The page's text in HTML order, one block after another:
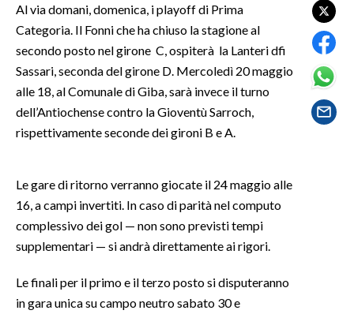
SPETTACOLI
GOSSIP
SALUTE
SARDI NEL MONDO
NOTIZIE
Al via domani, domenica, i playoff di Prima
Categoria. Il Fonni che ha chiuso la stagione al
secondo posto nel girone C, ospiterà la Lanteri dfi
Sassari, seconda del girone D. Mercoledì 20 maggio
alle 18, al Comunale di Giba, sarà invece il turno
dell’Antiochense contro la Gioventù Sarroch,
rispettivamente seconde dei gironi B e A.
Le gare di ritorno verranno giocate il 24 maggio alle
16, a campi invertiti. In caso di parità nel computo
complessivo dei gol — non sono previsti tempi
supplementari — si andrà direttamente ai rigori.
Le finali per il primo e il terzo posto si disputeranno
in gara unica su campo neutro sabato 30 e